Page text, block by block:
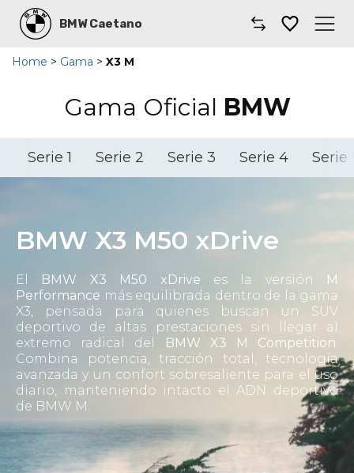
BMW Caetano
Comprar un coche
Coches por suscripción
Dónde encontrarnos
Home > Gama > X3 M
Gama Oficial BMW
Serie 1 Serie 2 Serie 3 Serie 4 Serie
BMW X3 M50 xDrive
El BMW X3 M50 xDrive es la versión
M
Performance más equilibrada dentro de la gama
X3, pensada para quienes buscan un SUV
deportivo de altas prestaciones sin llegar al
extremo radical del
BMW X3 M Competition.
Combina potencia, tracción total, tecnología
avanzada y un confort sobresaliente para el uso
diario, manteniendo intacto el ADN deportivo
de BMW M.